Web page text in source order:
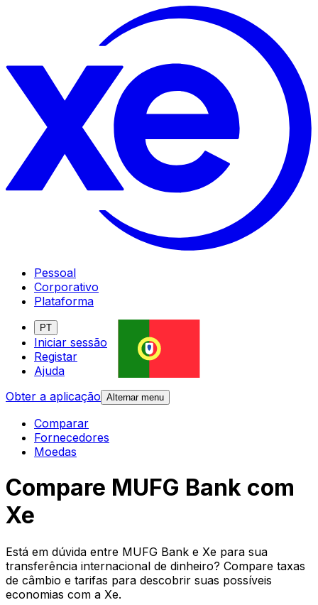
Pessoal
Corporativo
Plataforma
PT
Iniciar sessão
Registar
Ajuda
Obter a aplicação Alternar menu
Comparar
Fornecedores
Moedas
Compare MUFG Bank com
Xe
Está em dúvida entre MUFG Bank e Xe para sua
transferência internacional de dinheiro? Compare taxas
de câmbio e tarifas para descobrir suas possíveis
economias com a Xe.